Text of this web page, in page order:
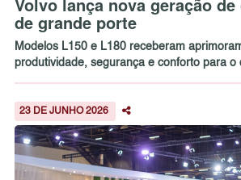
Volvo lança nova geração
de grande porte
Modelos L150 e L180 receberam
produtividade, segurança e conforto para o
23 DE JUNHO 2026